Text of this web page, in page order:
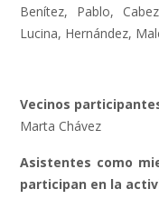
Benítez, Pablo,
Lucina, Hernández,
Vecinos
Marta Chávez
Asistentes como
participan en la